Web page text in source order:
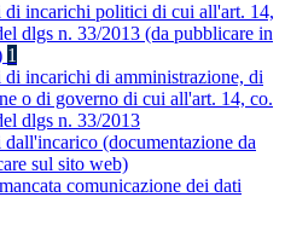
di incarichi politici di cui all'art. 14,
dlgs n. 33/2013 (da pubblicare in
1
di incarichi di amministrazione, di
o di governo di cui all'art. 14, co.
dlgs n. 33/2013
dall'incarico (documentazione da
sul sito web)
comunicazione dei dati